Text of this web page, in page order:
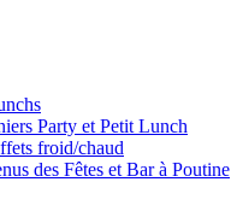
Party et Petit Lunch
froid/chaud
des Fêtes et Bar à Poutine